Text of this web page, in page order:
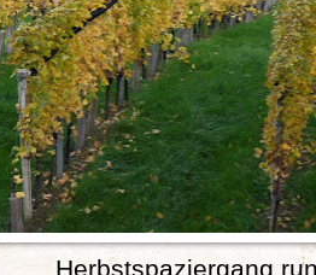
Herbstspaziergang